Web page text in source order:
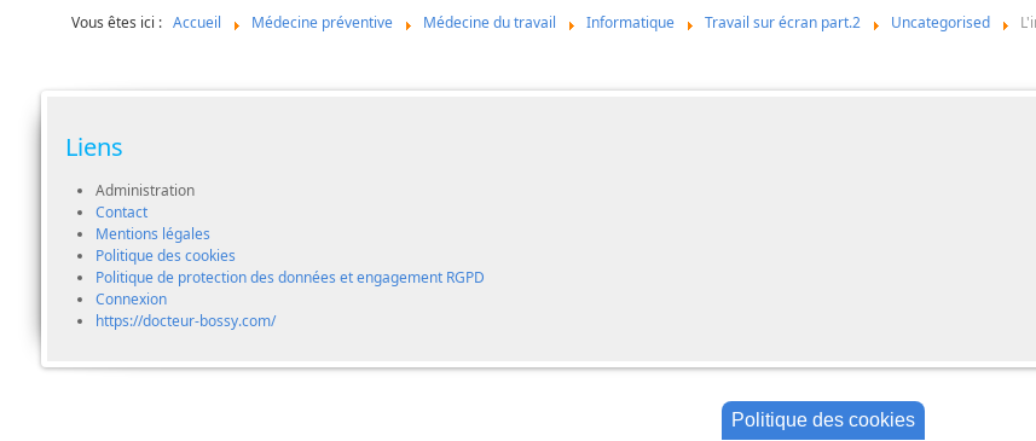
Politique des cookies
Vous êtes ici : Accueil Médecine préventive Médecine du travail Informatique Travail sur écran part.2 Uncategorised
Liens
Administration
Contact
Mentions légales
Politique des cookies
Politique de protection des données et engagement RGPD
Connexion
https://docteur-bossy.com/